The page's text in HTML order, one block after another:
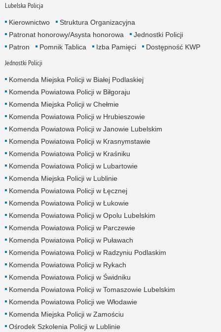
Lubelska Policja
Kierownictwo
Struktura Organizacyjna
Patronat honorowy/Asysta honorowa
Jednostki Policji
Patron
Pomnik Tablica Izba Pamięci Dostępność KWP
Jednostki Policji
Komenda Miejska Policji w Białej Podlaskiej
Komenda Powiatowa Policji w Biłgoraju
Komenda Miejska Policji w Chełmie
Komenda Powiatowa Policji w Hrubieszowie
Komenda Powiatowa Policji w Janowie Lubelskim
Komenda Powiatowa Policji w Krasnymstawie
Komenda Powiatowa Policji w Kraśniku
Komenda Powiatowa Policji w Lubartowie
Komenda Miejska Policji w Lublinie
Komenda Powiatowa Policji w Łęcznej
Komenda Powiatowa Policji w Łukowie
Komenda Powiatowa Policji w Opolu Lubelskim
Komenda Powiatowa Policji w Parczewie
Komenda Powiatowa Policji w Puławach
Komenda Powiatowa Policji w Radzyniu Podlaskim
Komenda Powiatowa Policji w Rykach
Komenda Powiatowa Policji w Świdniku
Komenda Powiatowa Policji w Tomaszowie Lubelskim
Komenda Powiatowa Policji we Włodawie
Komenda Miejska Policji w Zamościu
Ośrodek Szkolenia Policji w Lublinie